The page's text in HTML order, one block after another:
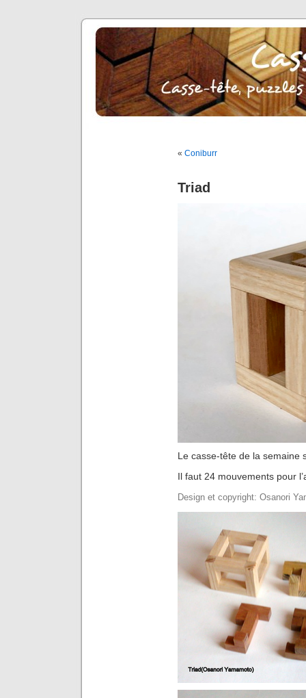
« Coniburr
Triad
Le casse-tête de la semaine
Il faut 24 mouvements pour
Design et copyright: Osanori